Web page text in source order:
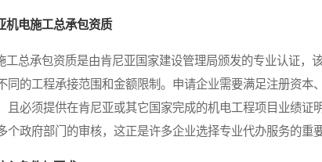
机电施工总承包资质
总承包资质是由肯尼亚国家建设管理局颁发的专业认证，
同的工程承接范围和金额限制。申请企业需要满足注册资本
且必须提供在肯尼亚或其它国家完成的机电工程项目业绩证
个政府部门的审核，这正是许多企业选择专业代办服务的重要